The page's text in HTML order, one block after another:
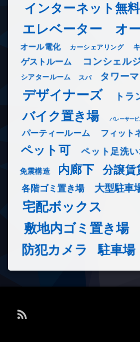
インターネット無料
エレベーター オ
オール電化 カーシェアリング
ゲストルーム コンシェル
シアタールーム スパ タワー
デザイナーズ トラ
バイク置き場 バレーサービ
パーティールーム フィット
ペット可 ペット足洗
免震構造 内廊下 分譲賃
各階ゴミ置き場 大型駐車
宅配ボックス
敷地内ゴミ置き場
防犯カメラ 駐車場
RSS